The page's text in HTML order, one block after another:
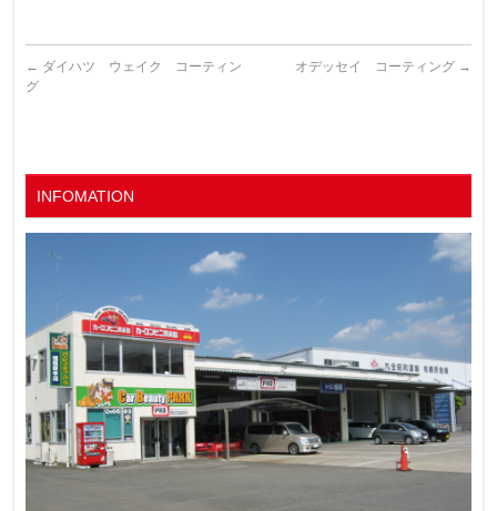
← ダイハツ ウェイク コーティン
グ
オデッセイ コーティング →
INFOMATION